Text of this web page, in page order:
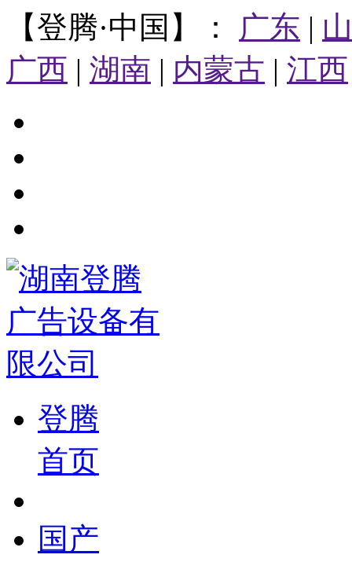
【登腾·中国】： 广东 |
广西 | 湖南 | 内蒙古 | 江西
登腾
首页
国产